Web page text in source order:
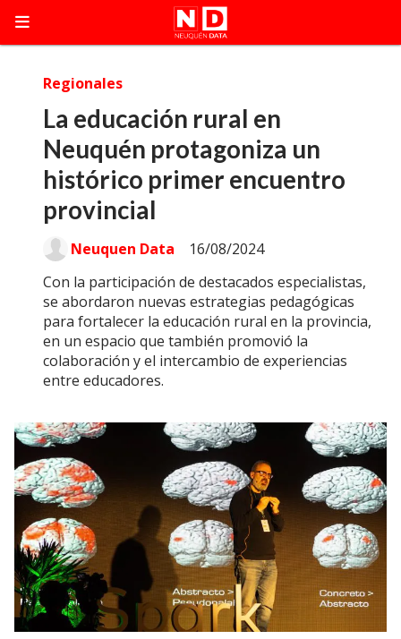
La educación rural en
Neuquén protagoniza un
histórico primer encuentro
provincial
Con la participación de destacados especialistas,
se abordaron nuevas estrategias pedagógicas
para fortalecer la educación rural en la provincia,
en un espacio que también promovió la
colaboración y el intercambio de experiencias
entre educadores.
Regionales
16/08/2024
Neuquen Data